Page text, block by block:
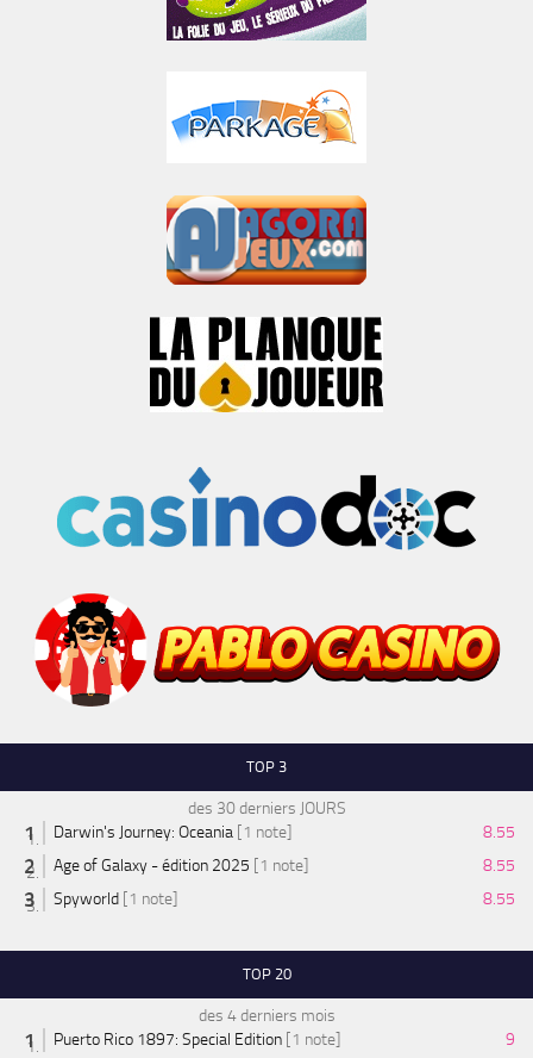
TOP 3
des 30 derniers JOURS
Darwin's Journey: Oceania [1 note]
8.55
Age of Galaxy - édition 2025 [1 note]
8.55
Spyworld [1 note] 8.55
TOP 20
des 4 derniers mois
Puerto Rico 1897: Special Edition [1 note]
9